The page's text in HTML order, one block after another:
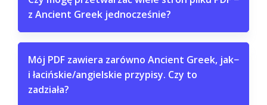
z Ancient Greek jednocześnie?
Mój PDF zawiera zarówno Ancient Greek, jak
i łacińskie/angielskie przypisy. Czy to
zadziała?
−